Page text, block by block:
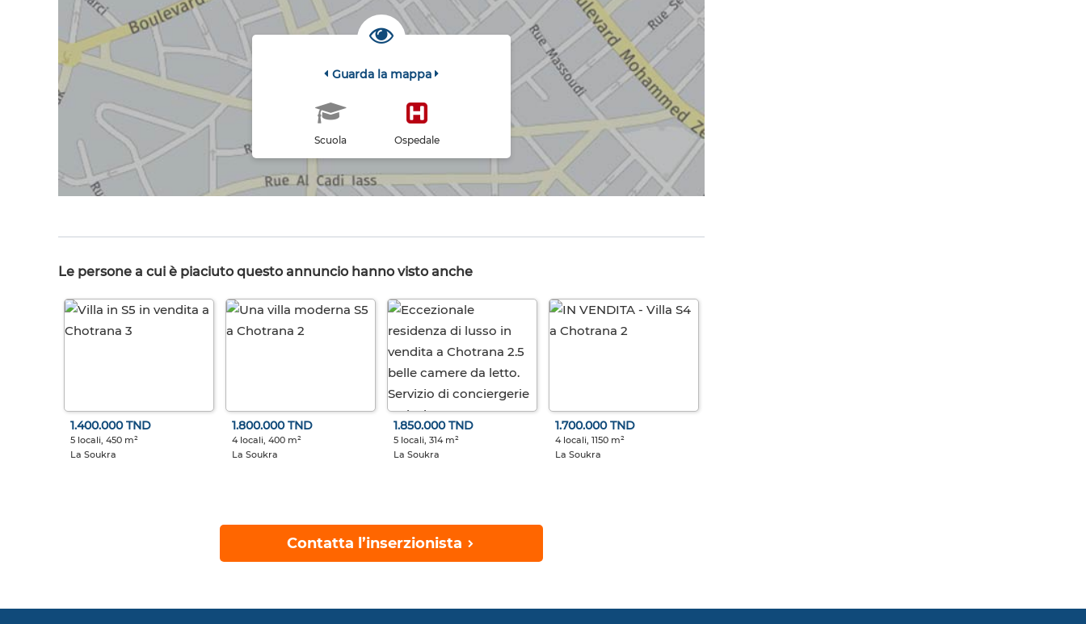
Guarda la mappa
Scuola Ospedale
Le persone a cui è piaciuto questo annuncio hanno visto anche
1.400.000 TND
5 locali, 450 m²
La Soukra
1.800.000 TND
4 locali, 400 m²
La Soukra
1.850.000 TND
5 locali, 314 m²
La Soukra
1.700.000 TND
4 locali, 1150 m²
La Soukra
Contatta l’inserzionista